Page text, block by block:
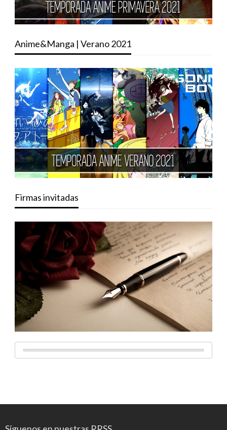
Anime&Manga | Verano 2021
Firmas invitadas